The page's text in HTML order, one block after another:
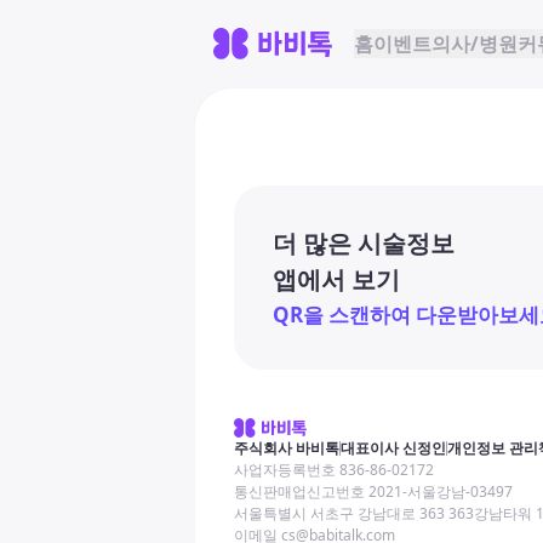
홈이벤트의사/병원커
더 많은 시술정보
앱에서 보기
QR을 스캔하여 다운받아보세
주식회사 바비톡대표이사 신정인개인정보 관리
사업자등록번호 836-86-02172
통신판매업신고번호 2021-서울강남-03497
서울특별시 서초구 강남대로 363 363강남타워
이메일 cs@babitalk.com